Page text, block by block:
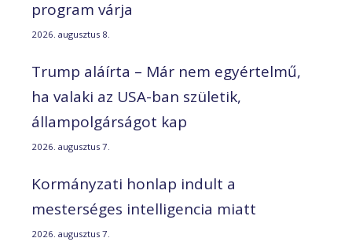
program várja
2026. augusztus 8.
Trump aláírta – Már nem egyértelmű,
ha valaki az USA-ban születik,
állampolgárságot kap
2026. augusztus 7.
Kormányzati honlap indult a
mesterséges intelligencia miatt
2026. augusztus 7.